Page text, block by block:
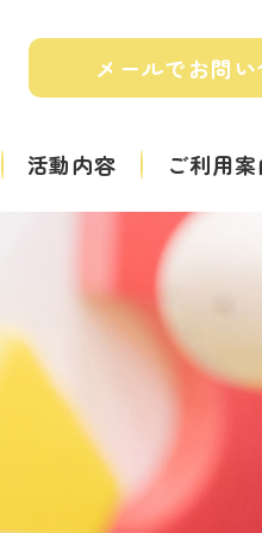
メールでお問
活動内容 ご利用